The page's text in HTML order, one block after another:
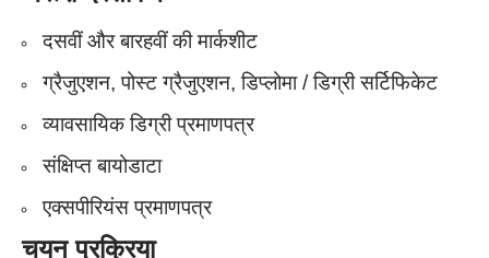
दसवीं और बारहवीं की मार्कशीट
ग्रैजुएशन, पोस्ट ग्रैजुएशन, डिप्लोमा / डिग्री सर्टिफिकेट
व्यावसायिक डिग्री प्रमाणपत्र
संक्षिप्त बायोडाटा
एक्सपीरियंस प्रमाणपत्र
चयन प्रक्रिया